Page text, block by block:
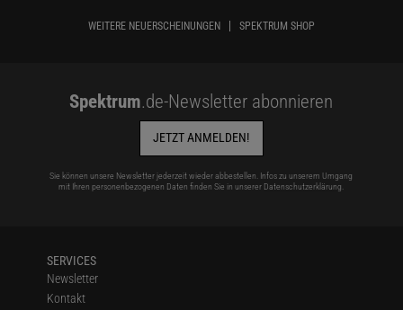
WEITERE NEUERSCHEINUNGEN SPEKTRUM SHOP
Spektrum.de-Newsletter abonnieren
JETZT ANMELDEN!
Sie können unsere Newsletter jederzeit wieder abbestellen. Infos zu unserem Umgang
mit Ihren personenbezogenen Daten finden Sie in unserer Datenschutzerklärung.
SERVICES
Newsletter
Kontakt